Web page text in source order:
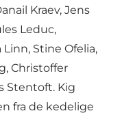
Kraev, Jens
Leduc,
Stine Ofelia,
Christoffer
Stentoft. Kig
fra de kedelige